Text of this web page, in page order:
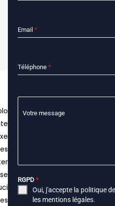
Email *
Téléphone *
Votre message
RGPD *
Oui, j'accepte la politique
les mentions légales.